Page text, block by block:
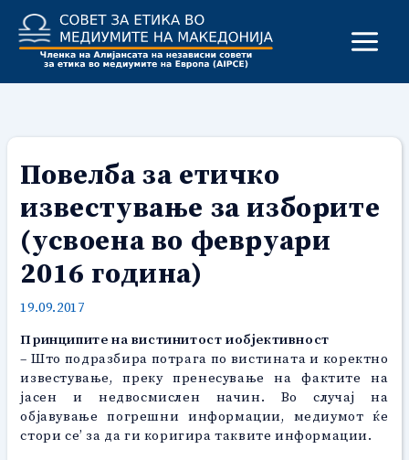
content
Повелба за етичко
известување за изборите
(усвоена во февруари
2016 година)
19.09.2017
Принципите на вистинитост иобјективност
– Што подразбира потрага по вистината и коректно
известување, преку пренесување на фактите на
јасен и недвосмислен начин. Во случај на
објавување погрешни информации, медиумот ќе
стори се’ за да ги коригира таквите информации.